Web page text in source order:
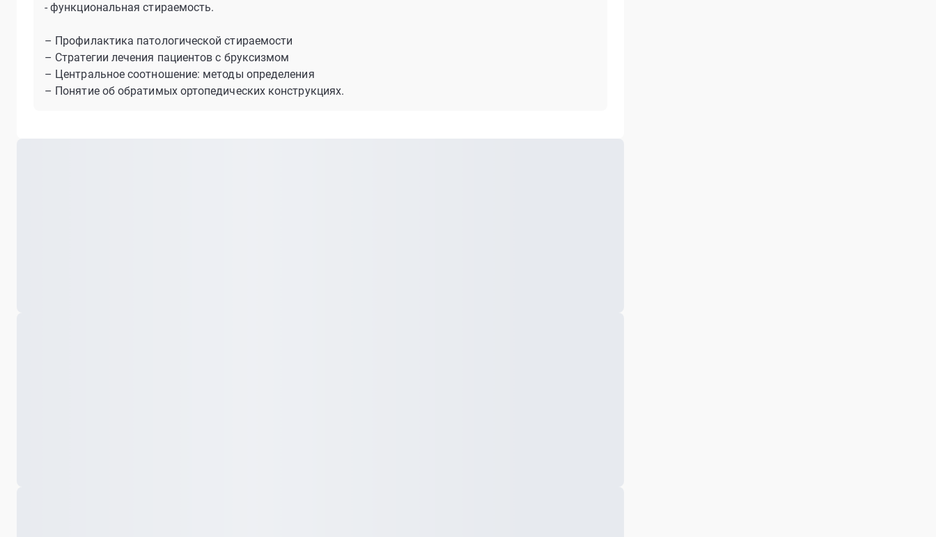
- функциональная стираемость.
– Профилактика патологической стираемости
– Стратегии лечения пациентов с бруксизмом
– Центральное соотношение: методы определения
– Понятие об обратимых ортопедических конструкциях.